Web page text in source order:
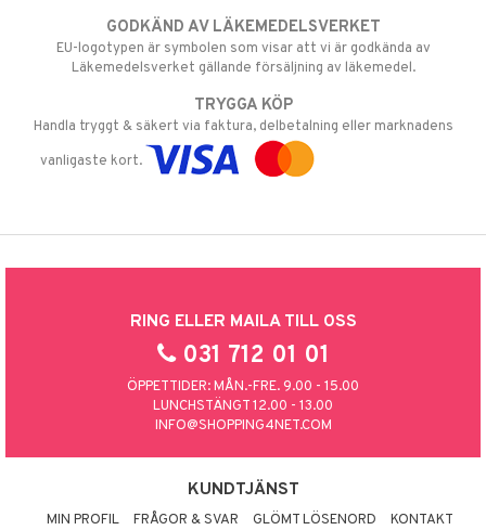
GODKÄND AV LÄKEMEDELSVERKET
EU-logotypen är symbolen som visar att vi är godkända av
Läkemedelsverket gällande försäljning av läkemedel.
TRYGGA KÖP
Handla tryggt & säkert via faktura, delbetalning eller marknadens
vanligaste kort.
RING ELLER MAILA TILL OSS
031 712 01 01
ÖPPETTIDER: MÅN.-FRE. 9.00 - 15.00
LUNCHSTÄNGT 12.00 - 13.00
INFO@SHOPPING4NET.COM
KUNDTJÄNST
MIN PROFIL FRÅGOR & SVAR GLÖMT LÖSENORD
KONTAKT